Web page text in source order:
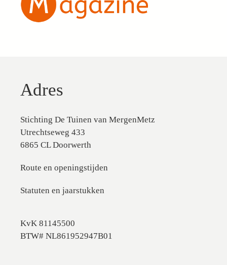
Adres
Stichting De Tuinen van MergenMetz
Utrechtseweg 433
6865 CL Doorwerth
Route en openingstijden
Statuten en jaarstukken
KvK 81145500
BTW# NL861952947B01